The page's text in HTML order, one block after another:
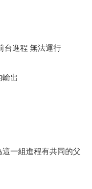
台進程 無法運行
輸出
這一組進程有共同的父